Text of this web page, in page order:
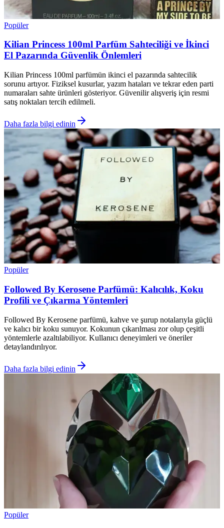
Popüler
Kilian Princess 100ml Parfüm Sahteciliği ve İkinci
El Pazarında Güvenlik Önlemleri
Kilian Princess 100ml parfümün ikinci el pazarında sahtecilik
sorunu artıyor. Fiziksel kusurlar, yazım hataları ve tekrar eden parti
numaraları sahte ürünleri gösteriyor. Güvenilir alışveriş için resmi
satış noktaları tercih edilmeli.
Daha fazla bilgi edinin
Popüler
Followed By Kerosene Parfümü: Kalıcılık, Koku
Profili ve Çıkarma Yöntemleri
Followed By Kerosene parfümü, kahve ve şurup notalarıyla güçlü
ve kalıcı bir koku sunuyor. Kokunun çıkarılması zor olup çeşitli
yöntemlerle azaltılabiliyor. Kullanıcı deneyimleri ve öneriler
detaylandırılıyor.
Daha fazla bilgi edinin
Popüler